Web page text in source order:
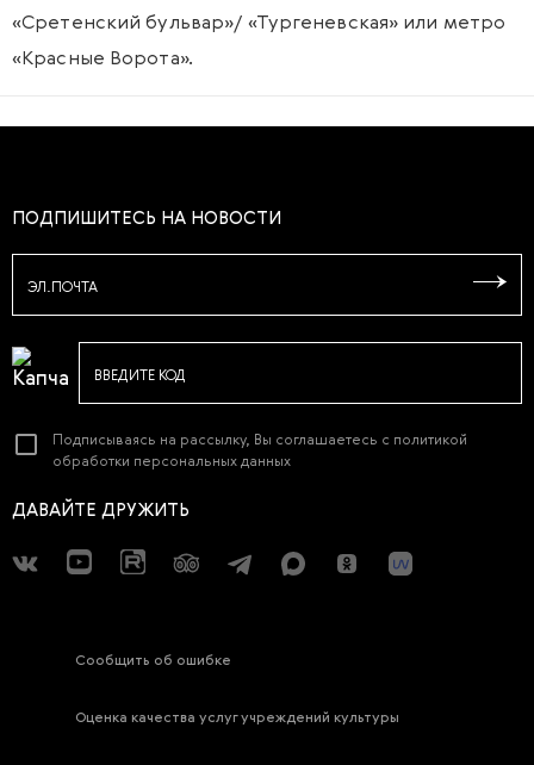
«Сретенский бульвар»/ «Тургеневская» или метро
«Красные Ворота».
ПОДПИШИТЕСЬ НА НОВОСТИ
ЭЛ.ПОЧТА
ВВЕДИТЕ КОД
Подписываясь на рассылку, Вы соглашаетесь с политикой
обработки персональных данных
ДАВАЙТЕ ДРУЖИТЬ
Сообщить об ошибке
Оценка качества услуг учреждений культуры